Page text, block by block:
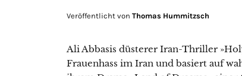
Veröffentlicht von Thomas Hummitzsch
Ali Abbasis düsterer Iran-Thriller
Frauenhass im Iran und basiert auf